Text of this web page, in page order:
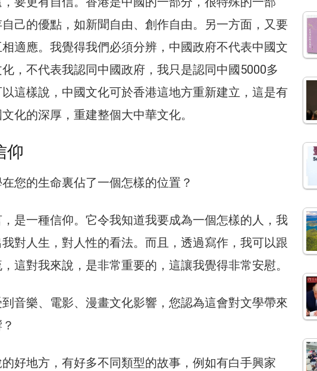
己的優點，如新聞自由、創作自由。另一方面，又要
適應。我覺得我們必須分辨，中國政府不代表中國文
，不代表我認同中國政府，我只是認同中國5000多
這樣說，中國文化可於香港這地方重新建立，這是有
化的深厚，重建整個大中華文化。
仰
您的生命裏佔了一個怎樣的位置？
是一種信仰。它令我知道我要成為一個怎樣的人，我
對人生，對人性的看法。而且，透過寫作，我可以跟
這對我來說，是非常重要的，這讓我覺得非常安慰。
音樂、電影、漫畫文化影響，您認為這會對文學帶來
好地方，有好多不同類型的故事，例如有白手興家